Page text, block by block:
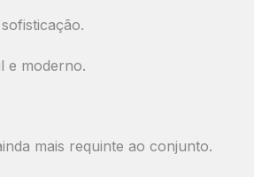
e moderno.
mais requinte ao conjunto.